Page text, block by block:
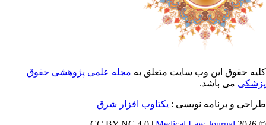
حقوق این وب سایت متعلق بهمجله علمی پژوهشی حقوق
می باشد.
و برنامه نویسی : یکتاوب افزار شرق